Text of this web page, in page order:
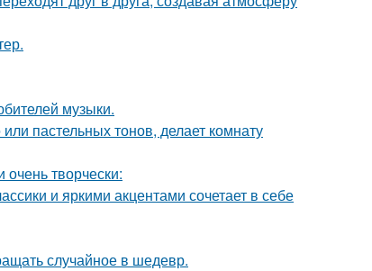
музыки.
пастельных тонов, делает комнату
очень творчески:
и яркими акцентами сочетает в себе
случайное в шедевр.